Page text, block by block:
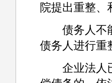
院提出重整、
债务人不能
债务人进行重
企业法人已